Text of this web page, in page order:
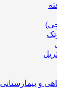
و بیمارستانی